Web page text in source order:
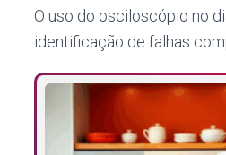
O uso do osciloscópio no
identificação de falhas